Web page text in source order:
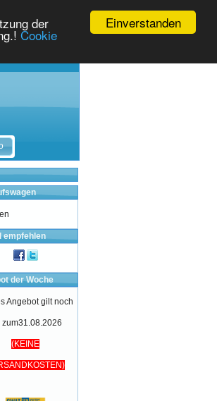
Einverstanden
der
Cookie
empfehlen
der Woche
Angebot gilt noch
zum31.08.2026
(KEINE